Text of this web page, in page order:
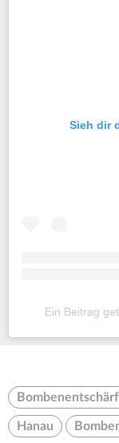
Sieh dir
Ein Beitrag
Hanau